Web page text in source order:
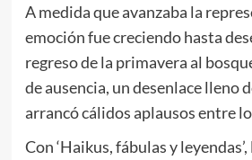
A medida que avanzaba la
emoción fue creciendo hasta
regreso de la primavera al
de ausencia, un desenlace lleno
arrancó cálidos aplausos entre
Con ‘Haikus, fábulas y